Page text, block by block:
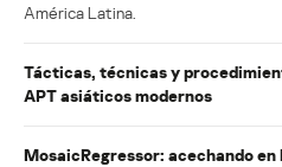
América Latina.
Tácticas, técnicas y
APT asiáticos modernos
MosaicRegressor: acechando en